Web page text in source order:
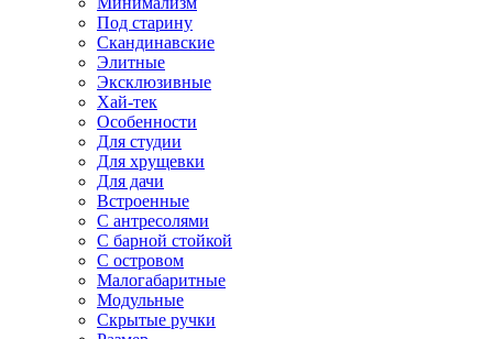
Под старину
Скандинавские
Элитные
Эксклюзивные
Хай-тек
Особенности
Для студии
Для хрущевки
Для дачи
Встроенные
С антресолями
С барной стойкой
С островом
Малогабаритные
Модульные
Скрытые ручки